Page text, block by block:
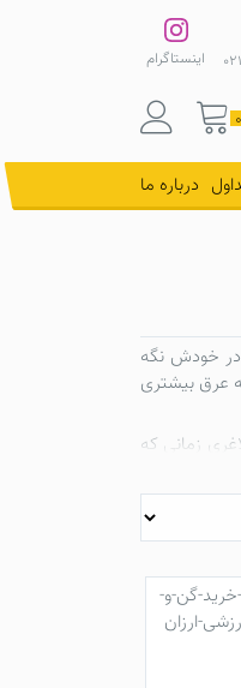
0
اینستاگرام
درباره ما
در خودش نگه
عرق بیشتری
زمانی که
یافته و